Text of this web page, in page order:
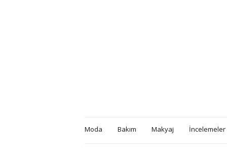
Moda Bakım Makyaj İncelemeler